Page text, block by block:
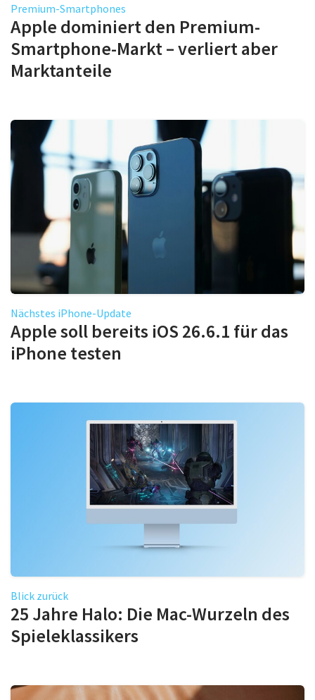
Premium-Smartphones
Apple dominiert den Premium-
Smartphone-Markt – verliert aber
Marktanteile
Nächstes iPhone-Update
Apple soll bereits iOS 26.6.1 für das
iPhone testen
Blick zurück
25 Jahre Halo: Die Mac-Wurzeln des
Spieleklassikers